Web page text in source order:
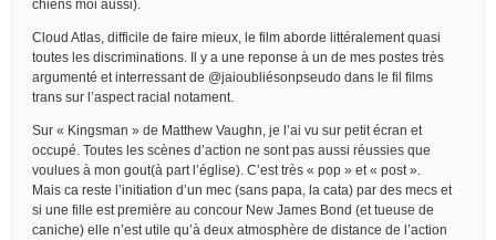
chiens moi aussi).
Cloud Atlas, difficile de faire mieux, le film aborde littéralement quasi
toutes les discriminations. Il y a une reponse à un de mes postes très
argumenté et interressant de @jaioubliésonpseudo dans le fil films
trans sur l’aspect racial notament.
Sur « Kingsman » de Matthew Vaughn, je l’ai vu sur petit écran et
occupé. Toutes les scènes d’action ne sont pas aussi réussies que
voulues à mon gout(à part l’église). C’est très « pop » et « post ».
Mais ca reste l’initiation d’un mec (sans papa, la cata) par des mecs et
si une fille est première au concour New James Bond (et tueuse de
caniche) elle n’est utile qu’à deux atmosphère de distance de l’action